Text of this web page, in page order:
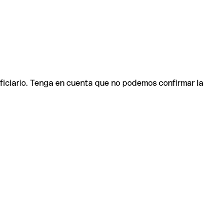
Tenga en cuenta que no podemos confirmar la